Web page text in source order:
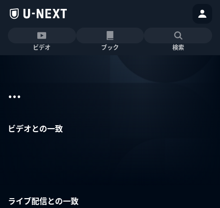
ビデオ ブック 検索
...
ビデオとの一致
ライブ配信との一致